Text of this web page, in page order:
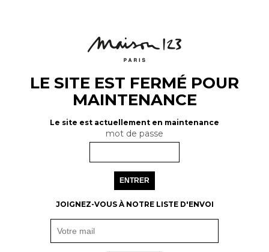
LE SITE EST FERMÉ POUR
MAINTENANCE
Le site est actuellement en maintenance
mot de passe
ENTRER
JOIGNEZ-VOUS À NOTRE LISTE D'ENVOI